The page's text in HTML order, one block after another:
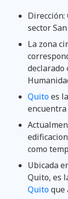
Dirección:
sector
La zona
declarado
Quitoes
como
Ubicada
Quito, es
Quitoque